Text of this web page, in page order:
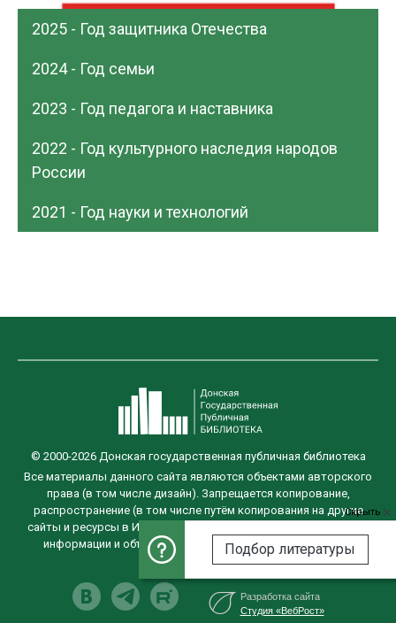
2025 - Год защитника Отечества
2024 - Год семьи
2023 - Год педагога и наставника
2022 - Год культурного наследия народов
России
2021 - Год науки и технологий
Скрыть
Подбор литературы
© 2000-2026 Донская государственная публичная библиотека
Все материалы данного сайта являются объектами авторского
права (в том числе дизайн). Запрещается копирование,
распространение (в том числе путём копирования на другие
сайты и ресурсы в Интернете) или любое иное использование
информации и объектов без предварительного согласия
правообладателя.
Разработка сайта
Студия «ВебРост»